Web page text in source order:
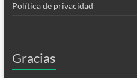
Política de privacidad
Gracias